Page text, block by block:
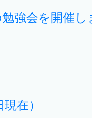
強会を開催し
在）